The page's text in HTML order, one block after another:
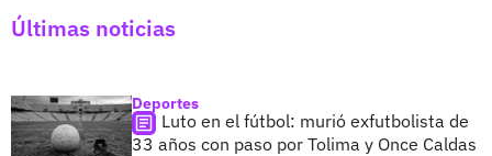
Últimas noticias
Deportes
Luto en el fútbol: murió exfutbolista de
33 años con paso por Tolima y Once Caldas